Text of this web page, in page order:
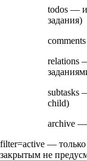
todos —
задания)
comments
relations
subtasks
child)
archive —
filter=active — только
закрытым не